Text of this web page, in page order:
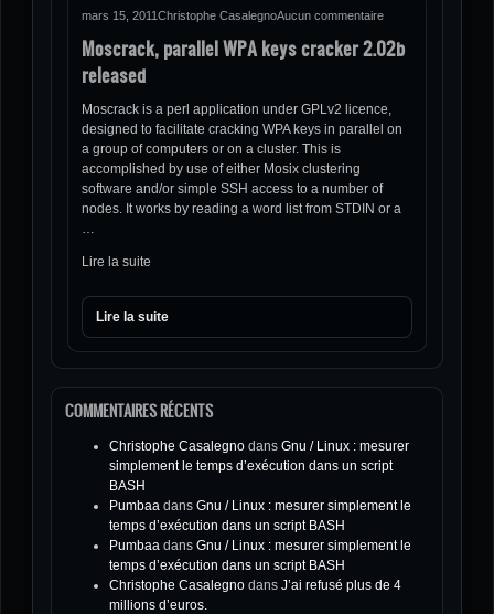
mars 15, 2011Christophe CasalegnoAucun commentaire
Moscrack, parallel WPA keys cracker 2.02b
released
Moscrack is a perl application under GPLv2 licence,
designed to facilitate cracking WPA keys in parallel on
a group of computers or on a cluster. This is
accomplished by use of either Mosix clustering
software and/or simple SSH access to a number of
nodes. It works by reading a word list from STDIN or a
…
Lire la suite
Lire la suite
COMMENTAIRES RÉCENTS
Christophe Casalegno dans Gnu / Linux : mesurer
simplement le temps d’exécution dans un script
BASH
Pumbaa dans Gnu / Linux : mesurer simplement le
temps d’exécution dans un script BASH
Pumbaa dans Gnu / Linux : mesurer simplement le
temps d’exécution dans un script BASH
Christophe Casalegno dans J’ai refusé plus de 4
millions d’euros.